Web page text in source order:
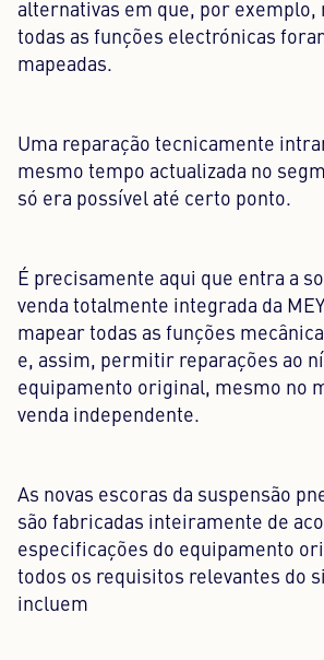
alternativas em que, por exemplo,
todas as funções electrónicas
mapeadas.
Uma reparação tecnicamente
mesmo tempo actualizada no
só era possível até certo ponto.
É precisamente aqui que entra a
venda totalmente integrada da
mapear todas as funções
e, assim, permitir reparações ao
equipamento original, mesmo no
venda independente.
As novas escoras da suspensão
são fabricadas inteiramente de
especificações do equipamento
todos os requisitos relevantes do
incluem